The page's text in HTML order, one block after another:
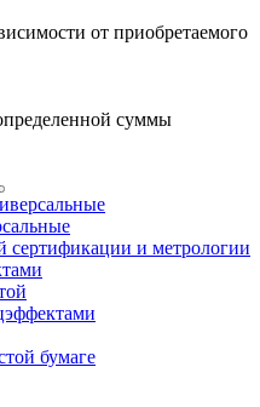
от приобретаемого
суммы
сертификации и метрологии
бумаге